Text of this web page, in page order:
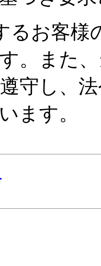
るお客様
。また
守し、
ます。